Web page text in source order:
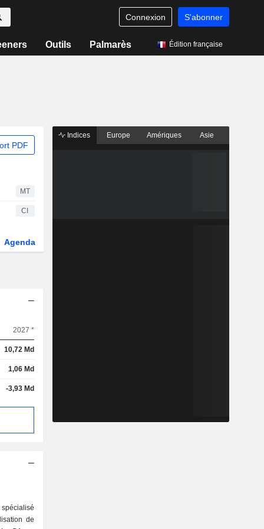
Connexion S'abonner
Outils Palmarès Édition française
PDF
MT
CI
Agenda
2027 *
10,72 Md
1,06 Md
-3,93 Md
de
Indices Europe Amériques Asie